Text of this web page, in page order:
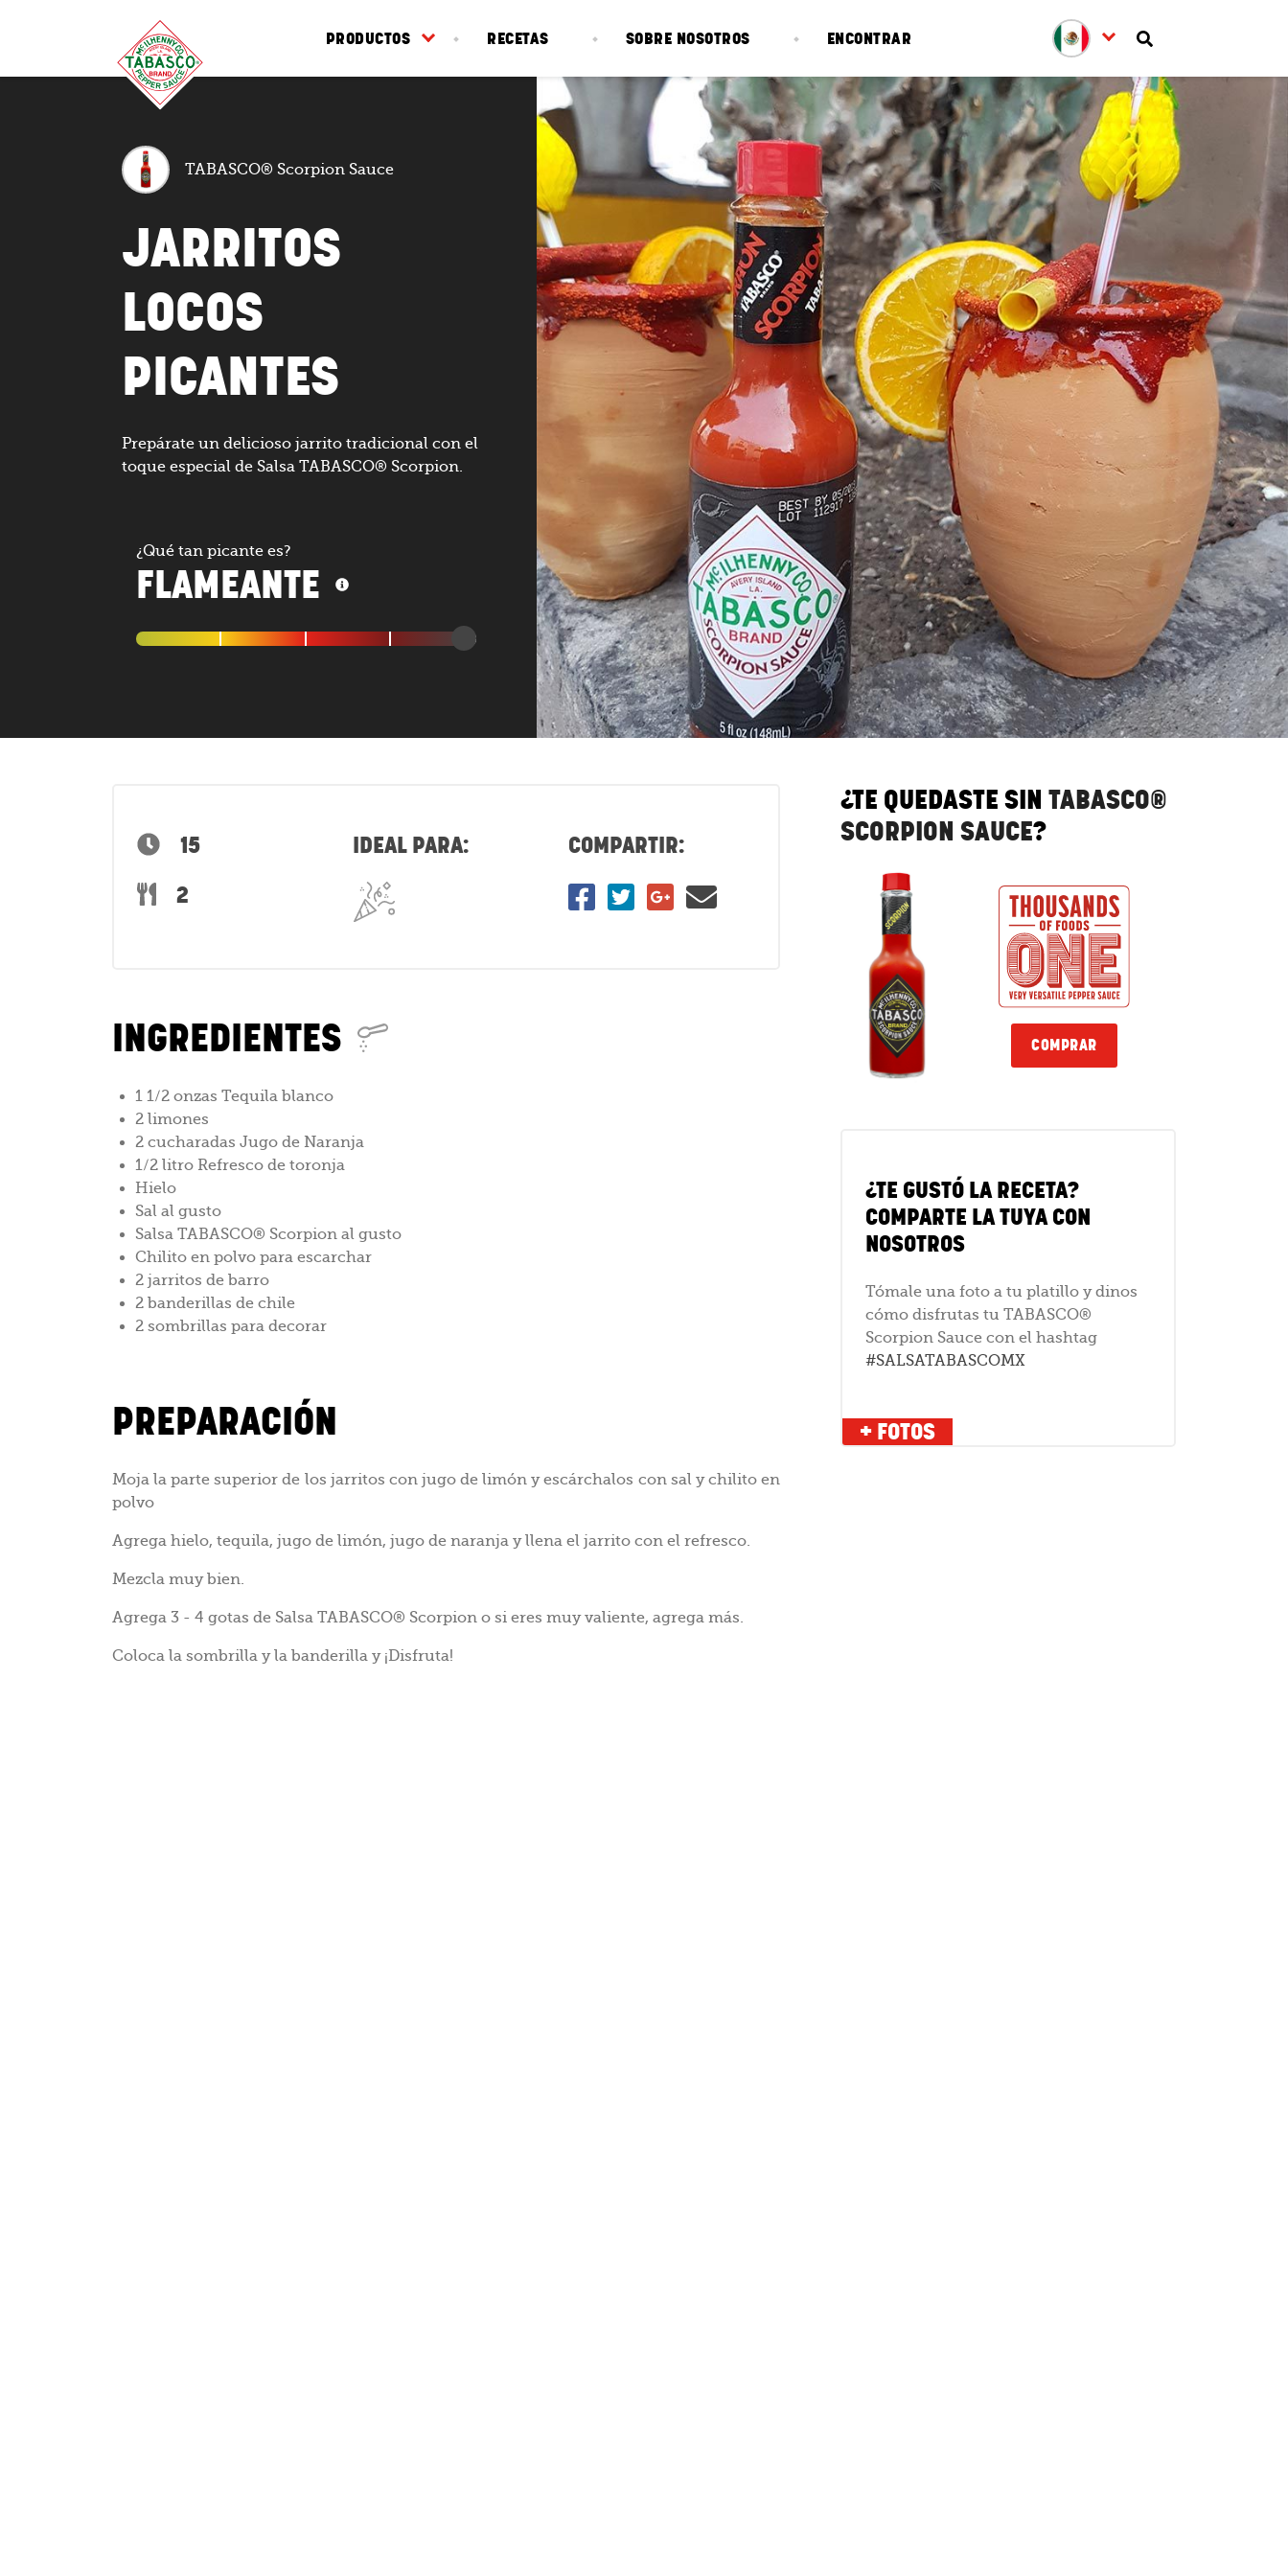
PRODUCTOS RECETAS SOBRE NOSOTROS ENCONTRAR
TABASCO® Scorpion Sauce
JARRITOS
LOCOS
PICANTES
Prepárate un delicioso jarrito tradicional con el
toque especial de Salsa TABASCO® Scorpion.
¿Qué tan picante es?
FLAMEANTE
15
2
IDEAL PARA: COMPARTIR:
INGREDIENTES
1 1/2 onzas Tequila blanco
2 limones
2 cucharadas Jugo de Naranja
1/2 litro Refresco de toronja
Hielo
Sal al gusto
Salsa TABASCO® Scorpion al gusto
Chilito en polvo para escarchar
2 jarritos de barro
2 banderillas de chile
2 sombrillas para decorar
PREPARACIÓN
Moja la parte superior de los jarritos con jugo de limón y escárchalos con sal y chilito en
polvo
Agrega hielo, tequila, jugo de limón, jugo de naranja y llena el jarrito con el refresco.
Mezcla muy bien.
Agrega 3 - 4 gotas de Salsa TABASCO® Scorpion o si eres muy valiente, agrega más.
Coloca la sombrilla y la banderilla y ¡Disfruta!
¿TE QUEDASTE SIN TABASCO®
SCORPION SAUCE?
COMPRAR
¿TE GUSTÓ LA RECETA?
COMPARTE LA TUYA CON
NOSOTROS
Tómale una foto a tu platillo y dinos
cómo disfrutas tu TABASCO®
Scorpion Sauce con el hashtag
#SALSATABASCOMX
+ FOTOS